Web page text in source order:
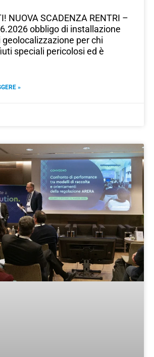
NUOVA SCADENZA RENTRI –
obbligo di installazione
per chi
speciali pericolosi ed è
»